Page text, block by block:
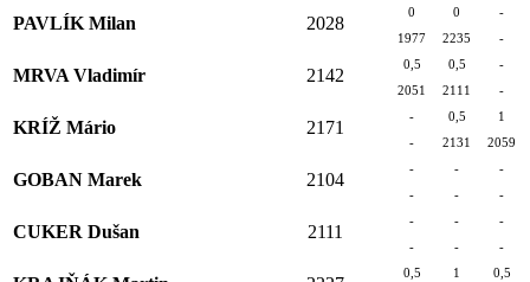
PAVLÍK Milan 2028
0 0
-
1977
2235 -
MRVA Vladimír 2142
0,5 0,5
-
2051
2111 -
KRÍŽ Mário 2171
- 0,5
1
-
2131 2059
GOBAN Marek 2104
- -
-
-
- -
CUKER Dušan 2111
- -
-
-
- -
0,5 1
0,5